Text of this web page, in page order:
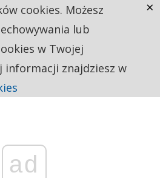
ad
cookies. Możesz
lub
w Twojej
informacji znajdziesz w
×